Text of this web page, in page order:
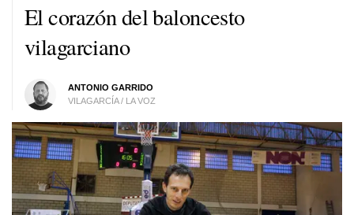
El corazón del baloncesto
vilagarciano
ANTONIO GARRIDO
VILAGARCÍA / LA VOZ